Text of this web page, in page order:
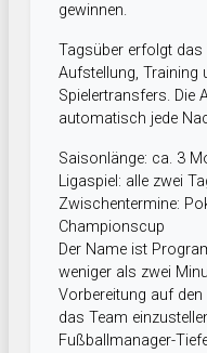
gewinnen.
Tagsüber erfolgt das
Aufstellung, Training
Spielertransfers. Die
automatisch jede
Saisonlänge: ca. 3
Ligaspiel: alle zwei
Zwischentermine:
Championscup
Der Name ist
weniger als zwei
Vorbereitung auf
das Team
Fußballmanager-